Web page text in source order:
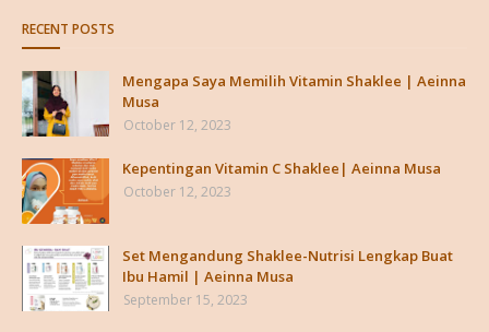
RECENT POSTS
Mengapa Saya Memilih Vitamin Shaklee | Aeinna
Musa
October 12, 2023
Kepentingan Vitamin C Shaklee| Aeinna Musa
October 12, 2023
Set Mengandung Shaklee-Nutrisi Lengkap Buat
Ibu Hamil | Aeinna Musa
September 15, 2023